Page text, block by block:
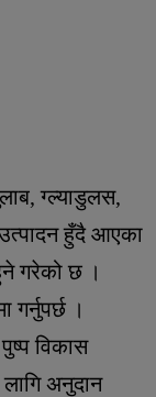
ग्ल्याडुलस,
उत्पादन हुँदै आएका
गरेको छ ।
।
विकास
अनुदान